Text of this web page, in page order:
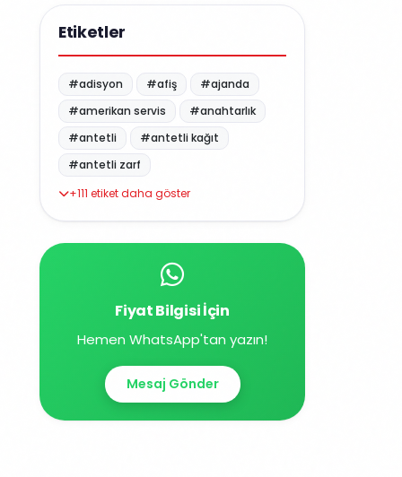
Etiketler
#adisyon #afiş
#ajanda
#amerikan servis
#anahtarlık
#antetli
#antetli kağıt
#antetli zarf
+111 etiket daha göster
Fiyat Bilgisi İçin
Hemen WhatsApp'tan yazın!
Mesaj Gönder